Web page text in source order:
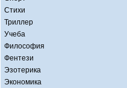
Стихи
Триллер
Учеба
Философия
Фентези
Эзотерика
Экономика